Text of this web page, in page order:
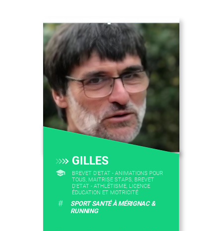
GILLES
BREVET D'ETAT - ANIMATIONS POUR
TOUS, MAITRISE STAPS, BREVET
D'ETAT - ATHLÉTISME, LICENCE
ÉDUCATION ET MOTRICITÉ
#
SPORT SANTÉ À MÉRIGNAC &
RUNNING